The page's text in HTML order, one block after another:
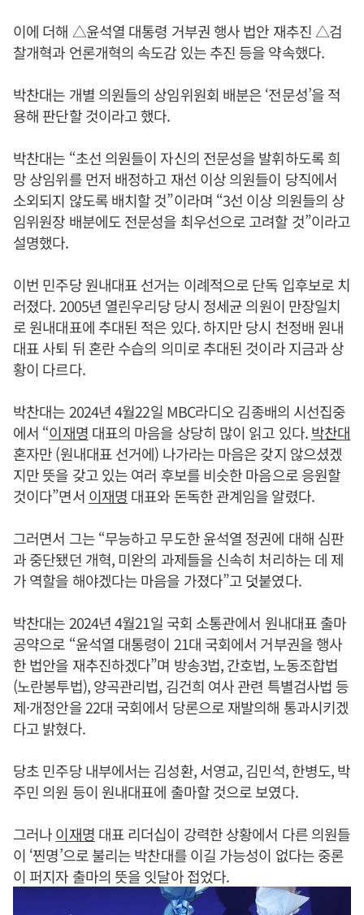
이에 더해 △윤석열 대통령 거부권 행사 법안 재추진 △검
찰개혁과 언론개혁의 속도감 있는 추진 등을 약속했다.
박찬대는 개별 의원들의 상임위원회 배분은 ‘전문성’을 적
용해 판단할 것이라고 했다.
박찬대는 “초선 의원들이 자신의 전문성을 발휘하도록 희
망 상임위를 먼저 배정하고 재선 이상 의원들이 당직에서
소외되지 않도록 배치할 것”이라며 “3선 이상 의원들의 상
임위원장 배분에도 전문성을 최우선으로 고려할 것”이라고
설명했다.
이번 민주당 원내대표 선거는 이례적으로 단독 입후보로 치
러졌다. 2005년 열린우리당 당시 정세균 의원이 만장일치
로 원내대표에 추대된 적은 있다. 하지만 당시 천정배 원내
대표 사퇴 뒤 혼란 수습의 의미로 추대된 것이라 지금과 상
황이 다르다.
박찬대는 2024년 4월22일 MBC라디오 김종배의 시선집중
에서 “이재명 대표의 마음을 상당히 많이 읽고 있다.박찬대
혼자만 (원내대표 선거에) 나가라는 마음은 갖지 않으셨겠
지만 뜻을 갖고 있는 여러 후보를 비슷한 마음으로 응원할
것이다”면서 이재명 대표와 돈독한 관계임을 알렸다.
그러면서 그는 “무능하고 무도한 윤석열 정권에 대해 심판
과 중단됐던 개혁, 미완의 과제들을 신속히 처리하는 데 제
가 역할을 해야겠다는 마음을 가졌다”고 덧붙였다.
박찬대는 2024년 4월21일 국회 소통관에서 원내대표 출마
공약으로 “윤석열 대통령이 21대 국회에서 거부권을 행사
한 법안을 재추진하겠다”며 방송3법, 간호법, 노동조합법
(노란봉투법), 양곡관리법, 김건희 여사 관련 특별검사법 등
제·개정안을 22대 국회에서 당론으로 재발의해 통과시키겠
다고 밝혔다.
당초 민주당 내부에서는 김성환, 서영교, 김민석, 한병도, 박
주민 의원 등이 원내대표에 출마할 것으로 보였다.
그러나이재명 대표 리더십이 강력한 상황에서 다른 의원들
이 ‘찐명’으로 불리는 박찬대를 이길 가능성이 없다는 중론
이 퍼지자 출마의 뜻을 잇달아 접었다.